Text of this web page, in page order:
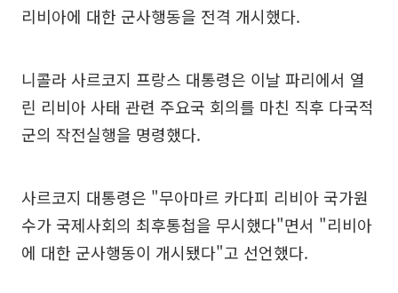
리비아에 대한 군사행동을 전격 개시했다.
니콜라 사르코지 프랑스 대통령은 이날 파리에서 열
린 리비아 사태 관련 주요국 회의를 마친 직후 다국적
군의 작전실행을 명령했다.
사르코지 대통령은 "무아마르 카다피 리비아 국가원
수가 국제사회의 최후통첩을 무시했다"면서 "리비아
에 대한 군사행동이 개시됐다"고 선언했다.